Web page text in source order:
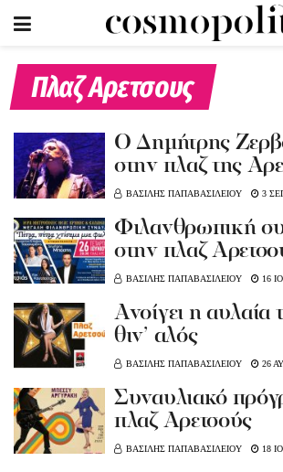
Πλαζ Αρετσους
Ο Δημήτρης
στην πλαζ της
ΒΑΣΙΛΗΣ ΠΑΠΑΒΑΣΙΛΕΙΟΥ 3
Φιλανθρωπική
στην πλαζ
ΒΑΣΙΛΗΣ ΠΑΠΑΒΑΣΙΛΕΙΟΥ 16
Ανοίγει η
θιν’ αλός
ΒΑΣΙΛΗΣ ΠΑΠΑΒΑΣΙΛΕΙΟΥ 26
Συναυλιακό
πλαζ Αρετσούς
ΒΑΣΙΛΗΣ ΠΑΠΑΒΑΣΙΛΕΙΟΥ 18